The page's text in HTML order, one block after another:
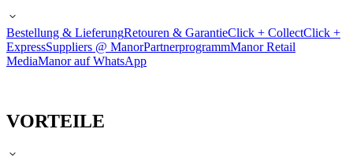
Bestellung & LieferungRetouren & GarantieClick + CollectClick +
ExpressSuppliers @ ManorPartnerprogrammManor Retail
MediaManor auf WhatsApp
VORTEILE